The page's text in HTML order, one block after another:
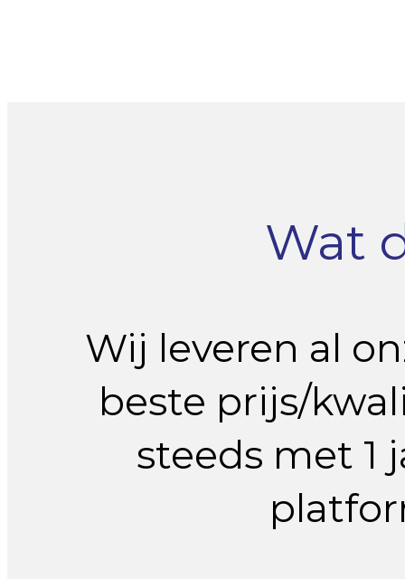
Wat
Wij leveren al
beste prijs/
steeds met 1